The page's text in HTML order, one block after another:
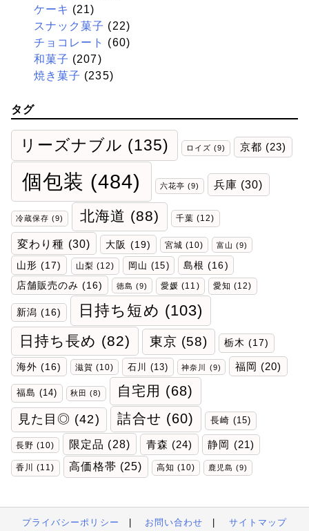
ケーキ (21)
スナック菓子 (22)
チョコレート
(60)
和菓子 (207)
焼き菓子 (235)
タグ
リーズナブル (135) ロイズ (9) 京都 (23)
個包装 (484) 六花亭 (9) 兵庫 (30)
冷蔵保存 (9) 北海道 (88) 千葉 (12)
変わり種 (30) 大阪 (19) 宮城 (10) 富山 (9)
山形 (17) 山梨 (12) 岡山 (15) 島根 (16)
店舗販売のみ (16) 徳島 (9) 愛媛 (11) 愛知 (12)
新潟 (16) 日持ち短め (103)
日持ち長め (82) 東京 (58) 栃木 (17)
海外 (16) 滋賀 (10) 石川 (13) 神奈川 (9) 福岡 (20)
福島 (14) 秋田 (8) 自宅用 (68)
見た目◎ (42) 詰合せ (60) 長崎 (15)
長野 (10) 限定品 (28) 青森 (24) 静岡 (21)
香川 (11) 高価格帯 (25) 高知 (10) 鹿児島 (9)
プライバシーポリシー お問い合わせ サイトマップ